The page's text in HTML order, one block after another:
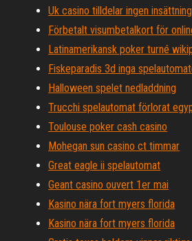
Uk casino tilldelar ingen insättning
Förbetalt visumbetalkort för
Latinamerikansk poker turné
Fiskeparadis 3d inga
Halloween spelet nedladdning
Trucchi spelautomat förlorat
Toulouse poker cash casino
Mohegan sun casino ct timmar
Great eagle ii spelautomat
Geant casino ouvert 1er mai
Kasino nära fort myers florida
Kasino nära fort myers florida